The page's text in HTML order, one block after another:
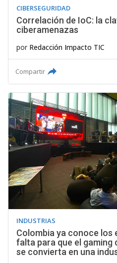
CIBERSEGURIDAD
Correlación de IoC: la
ciberamenazas
por Redacción Impacto TIC
Compartir
INDUSTRIAS
Colombia ya conoce los
falta para que el gaming
se convierta en una